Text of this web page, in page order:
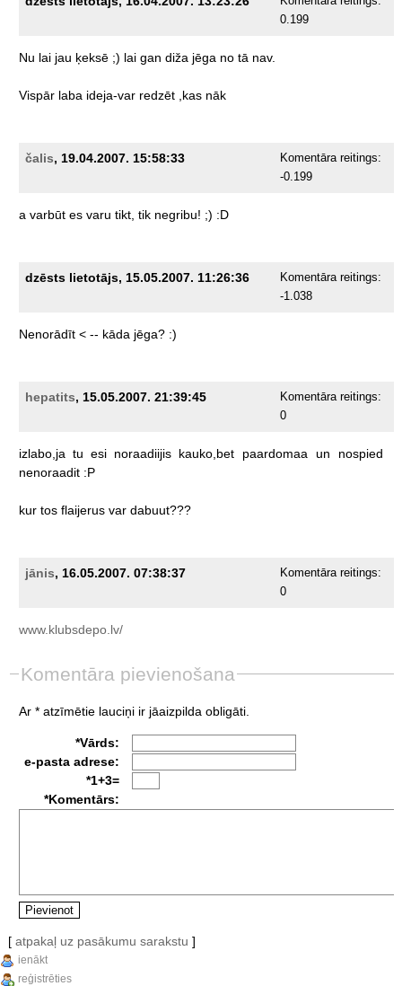
0.199
Nu lai jau ķeksē ;) lai gan diža jēga no tā nav.
Vispār laba ideja-var redzēt ,kas nāk
čalis, 19.04.2007. 15:58:33
Komentāra reitings:
-0.199
a varbūt es varu tikt, tik negribu! ;) :D
dzēsts lietotājs, 15.05.2007. 11:26:36
Komentāra reitings:
-1.038
Nenorādīt < -- kāda jēga? :)
hepatits, 15.05.2007. 21:39:45
Komentāra reitings:
0
izlabo,ja tu esi noraadiijis kauko,bet paardomaa un
nospied
nenoraadit :P
kur tos flaijerus var dabuut???
jānis, 16.05.2007. 07:38:37
Komentāra reitings:
0
www.klubsdepo.lv/
Komentāra pievienošana
Ar * atzīmētie lauciņi ir jāaizpilda obligāti.
*Vārds:
e-pasta adrese:
*1+3=
*Komentārs:
[ atpakaļ uz pasākumu sarakstu ]
ienākt
reģistrēties